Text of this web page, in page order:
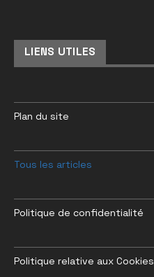
LIENS UTILES
Plan du site
Tous les articles
Politique de confidentialité
Politique relative aux Cookies